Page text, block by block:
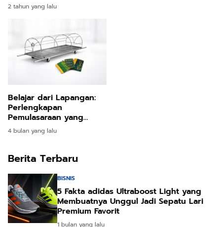
2 tahun yang lalu
Belajar dari Lapangan:
Perlengkapan
Pemulasaraan yang
Sering Baru Dipikirkan
Saat Sudah Mendesak
4 bulan yang lalu
Berita Terbaru
BISNIS
5 Fakta adidas Ultraboost Light yang
Membuatnya Unggul Jadi Sepatu Lari
Premium Favorit
1 bulan yang lalu